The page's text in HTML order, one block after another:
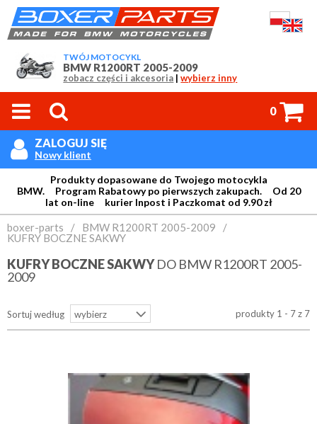
TWÓJ MOTOCYKL
BMW R1200RT 2005-2009
zobacz części i akcesoria |wybierz inny
  
0
 ZALOGUJ SIĘ
Nowy klient
Login:
Hasło:
Produkty dopasowane do Twojego motocykla
BMW. Program Rabatowy po pierwszych zakupach. Od 20
lat on-line kurier Inpost i Paczkomat od 9.90 zł
boxer-parts / BMW R1200RT 2005-2009
/
KUFRY BOCZNE SAKWY
KUFRY BOCZNE SAKWYDO BMW R1200RT 2005-
2009
Sortuj według produkty 1 - 7 z 7